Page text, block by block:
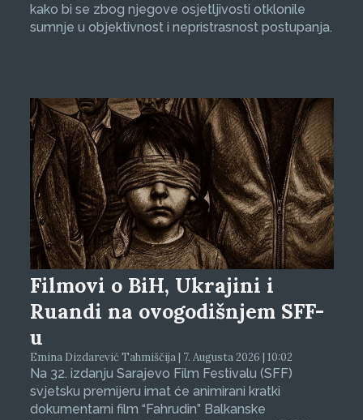
kako bi se zbog njegove osjetljivosti otklonile
sumnje u objektivnost i nepristrasnost postupanja.
Filmovi o BiH, Ukrajini i
Ruandi na ovogodišnjem SFF-
u
Emina Dizdarević Tahmiščija | 7. Augusta 2026 | 10:02
Na 32. izdanju Sarajevo Film Festivalu (SFF)
svjetsku premijeru imat će animirani kratki
dokumentarni film “Fahrudin” Balkanske